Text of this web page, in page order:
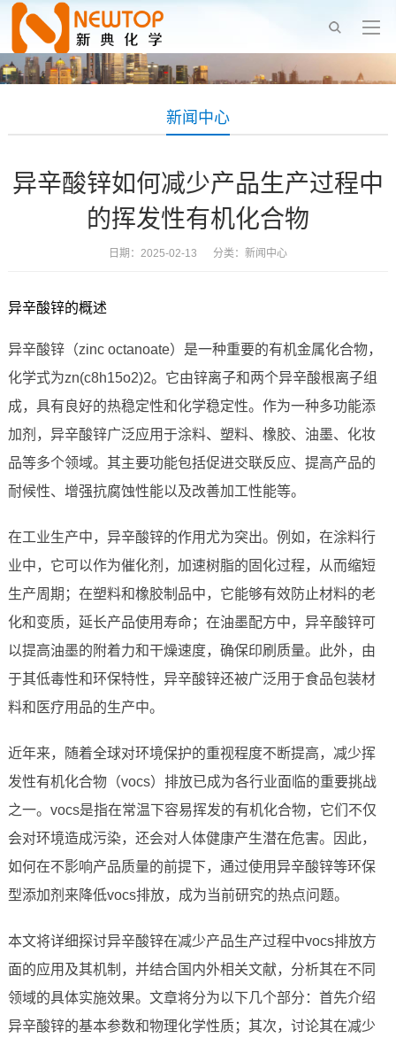
新闻中心
异辛酸锌如何减少产品生产过程中
的挥发性有机化合物
日期：2025-02-13 分类： 新闻中心
异辛酸锌的概述
异辛酸锌（zinc octanoate）是一种重要的有机金属化合物，
化学式为zn(c8h15o2)2。它由锌离子和两个异辛酸根离子组
成，具有良好的热稳定性和化学稳定性。作为一种多功能添
加剂，异辛酸锌广泛应用于涂料、塑料、橡胶、油墨、化妆
品等多个领域。其主要功能包括促进交联反应、提高产品的
耐候性、增强抗腐蚀性能以及改善加工性能等。
在工业生产中，异辛酸锌的作用尤为突出。例如，在涂料行
业中，它可以作为催化剂，加速树脂的固化过程，从而缩短
生产周期；在塑料和橡胶制品中，它能够有效防止材料的老
化和变质，延长产品使用寿命；在油墨配方中，异辛酸锌可
以提高油墨的附着力和干燥速度，确保印刷质量。此外，由
于其低毒性和环保特性，异辛酸锌还被广泛用于食品包装材
料和医疗用品的生产中。
近年来，随着全球对环境保护的重视程度不断提高，减少挥
发性有机化合物（vocs）排放已成为各行业面临的重要挑战
之一。vocs是指在常温下容易挥发的有机化合物，它们不仅
会对环境造成污染，还会对人体健康产生潜在危害。因此，
如何在不影响产品质量的前提下，通过使用异辛酸锌等环保
型添加剂来降低vocs排放，成为当前研究的热点问题。
本文将详细探讨异辛酸锌在减少产品生产过程中vocs排放方
面的应用及其机制，并结合国内外相关文献，分析其在不同
领域的具体实施效果。文章将分为以下几个部分：首先介绍
异辛酸锌的基本参数和物理化学性质；其次，讨论其在减少